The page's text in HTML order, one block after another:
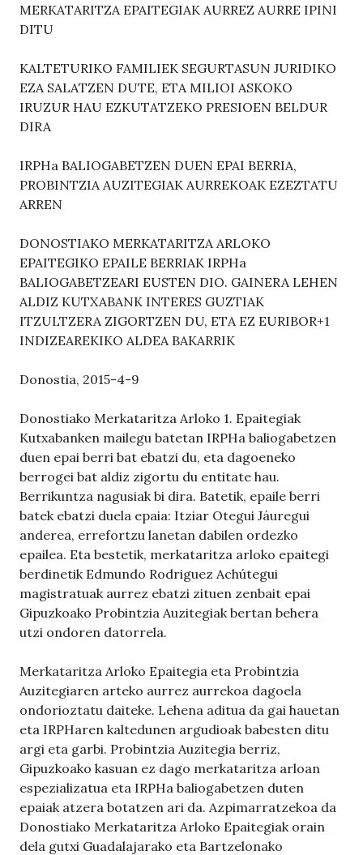
MERKATARITZA EPAITEGIAK AURREZ AURRE IPINI
DITU
KALTETURIKO FAMILIEK SEGURTASUN JURIDIKO
EZA SALATZEN DUTE, ETA MILIOI ASKOKO
IRUZUR HAU EZKUTATZEKO PRESIOEN BELDUR
DIRA
IRPHa BALIOGABETZEN DUEN EPAI BERRIA,
PROBINTZIA AUZITEGIAK AURREKOAK EZEZTATU
ARREN
DONOSTIAKO MERKATARITZA ARLOKO
EPAITEGIKO EPAILE BERRIAK IRPHa
BALIOGABETZEARI EUSTEN DIO. GAINERA LEHEN
ALDIZ KUTXABANK INTERES GUZTIAK
ITZULTZERA ZIGORTZEN DU, ETA EZ EURIBOR+1
INDIZEAREKIKO ALDEA BAKARRIK
Donostia, 2015-4-9
Donostiako Merkataritza Arloko 1. Epaitegiak
Kutxabanken mailegu batetan IRPHa baliogabetzen
duen epai berri bat ebatzi du, eta dagoeneko
berrogei bat aldiz zigortu du entitate hau.
Berrikuntza nagusiak bi dira. Batetik, epaile berri
batek ebatzi duela epaia: Itziar Otegui Jáuregui
anderea, errefortzu lanetan dabilen ordezko
epailea. Eta bestetik, merkataritza arloko epaitegi
berdinetik Edmundo Rodriguez Achútegui
magistratuak aurrez ebatzi zituen zenbait epai
Gipuzkoako Probintzia Auzitegiak bertan behera
utzi ondoren datorrela.
Merkataritza Arloko Epaitegia eta Probintzia
Auzitegiaren arteko aurrez aurrekoa dagoela
ondorioztatu daiteke. Lehena aditua da gai hauetan
eta IRPHaren kaltedunen argudioak babesten ditu
argi eta garbi. Probintzia Auzitegia berriz,
Gipuzkoako kasuan ez dago merkataritza arloan
espezializatua eta IRPHa baliogabetzen duten
epaiak atzera botatzen ari da. Azpimarratzekoa da
Donostiako Merkataritza Arloko Epaitegiak orain
dela gutxi Guadalajarako eta Bartzelonako